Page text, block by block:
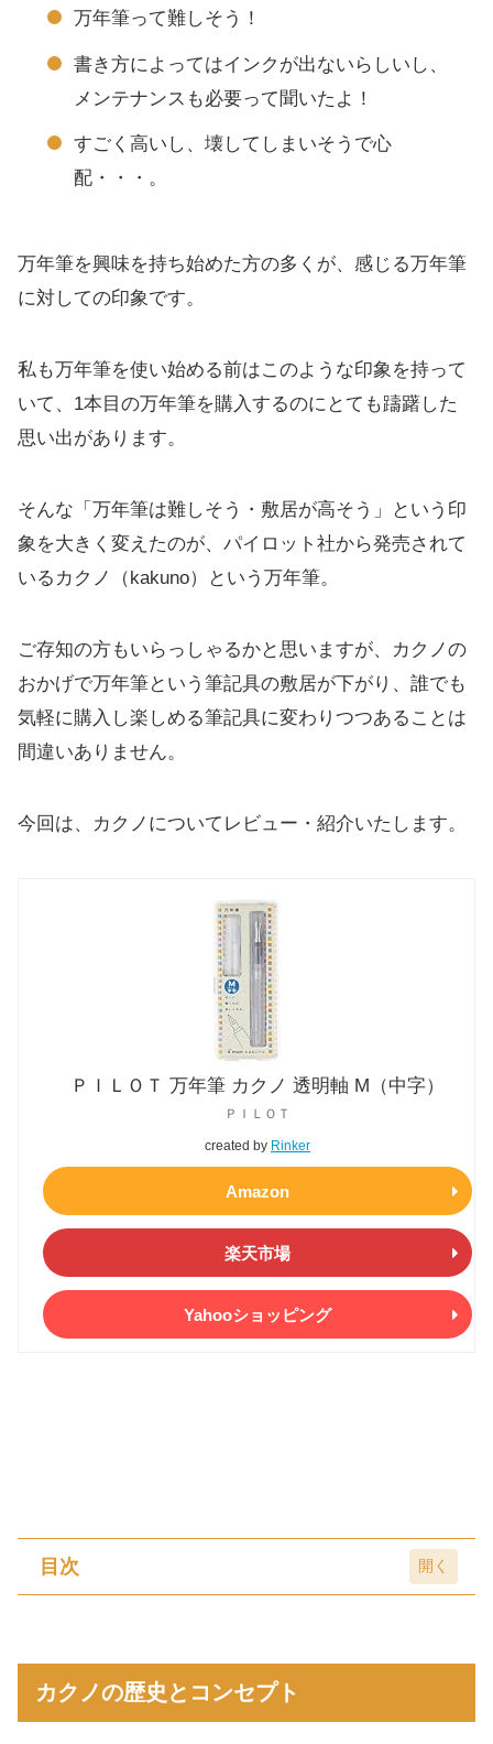
万年筆って難しそう！
書き方によってはインクが出ないらしいし、
メンテナンスも必要って聞いたよ！
すごく高いし、壊してしまいそうで心
配・・・。
万年筆を興味を持ち始めた方の多くが、感じる万年筆
に対しての印象です。
私も万年筆を使い始める前はこのような印象を持って
いて、1本目の万年筆を購入するのにとても躊躇した
思い出があります。
そんな「万年筆は難しそう・敷居が高そう」という印
象を大きく変えたのが、パイロット社から発売されて
いるカクノ（kakuno）という万年筆。
ご存知の方もいらっしゃるかと思いますが、カクノの
おかげで万年筆という筆記具の敷居が下がり、誰でも
気軽に購入し楽しめる筆記具に変わりつつあることは
間違いありません。
今回は、カクノについてレビュー・紹介いたします。
ＰＩＬＯＴ 万年筆 カクノ 透明軸 M（中字）
created by Rinker
ＰＩＬＯＴ
Amazon
楽天市場
Yahooショッピング
目次
カクノの歴史とコンセプト